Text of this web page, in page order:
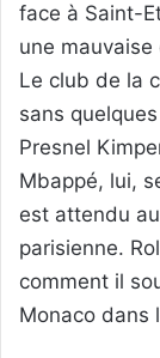
face à Saint-
une
Le club de la
sans
Presnel
Mbappé, lui,
est attendu
parisienne.
comment il
Monaco dans